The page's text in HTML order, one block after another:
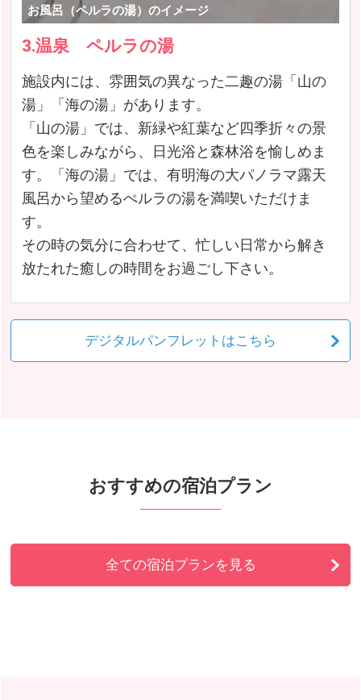
お風呂（ペルラの湯）のイメージ
3.温泉 ペルラの湯
施設内には、雰囲気の異なった二趣の湯「山の
湯」「海の湯」があります。
「山の湯」では、新緑や紅葉など四季折々の景
色を楽しみながら、日光浴と森林浴を愉しめま
す。「海の湯」では、有明海の大パノラマ露天
風呂から望めるぺルラの湯を満喫いただけま
す。
その時の気分に合わせて、忙しい日常から解き
放たれた癒しの時間をお過ごし下さい。
デジタルパンフレットはこちら
おすすめの宿泊プラン
全ての宿泊プランを見る